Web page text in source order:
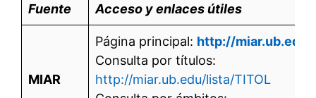
Fuente Acceso y enlaces útiles
MIAR
Página principal: http://miar.ub.edu/
Consulta por títulos:
http://miar.ub.edu/lista/TITOL